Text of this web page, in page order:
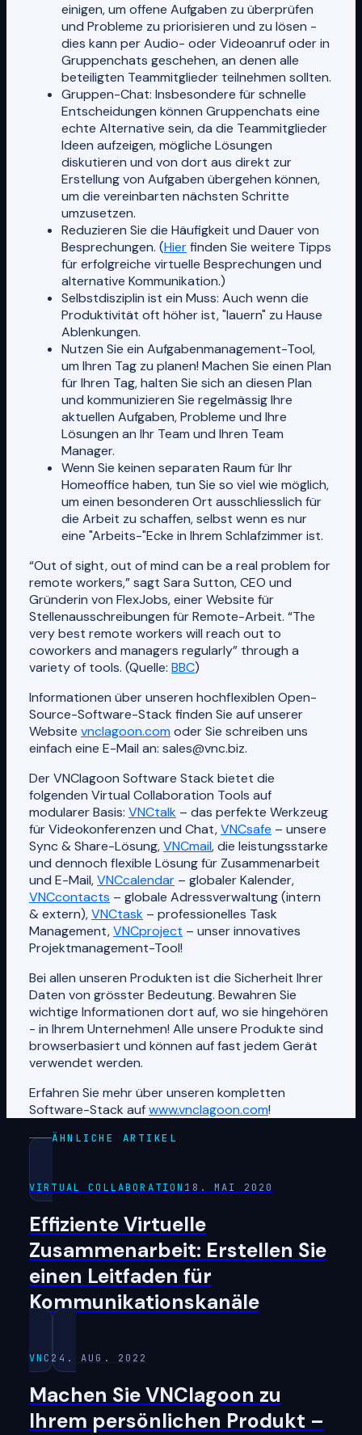
einigen, um offene Aufgaben zu überprüfen
und Probleme zu priorisieren und zu lösen -
dies kann per Audio- oder Videoanruf oder in
Gruppenchats geschehen, an denen alle
beteiligten Teammitglieder teilnehmen sollten.
Gruppen-Chat: Insbesondere für schnelle
Entscheidungen können Gruppenchats eine
echte Alternative sein, da die Teammitglieder
Ideen aufzeigen, mögliche Lösungen
diskutieren und von dort aus direkt zur
Erstellung von Aufgaben übergehen können,
um die vereinbarten nächsten Schritte
umzusetzen.
Reduzieren Sie die Häufigkeit und Dauer von
Besprechungen. (Hierfinden Sie weitere Tipps
für erfolgreiche virtuelle Besprechungen und
alternative Kommunikation.)
Selbstdisziplin ist ein Muss: Auch wenn die
Produktivität oft höher ist, "lauern" zu Hause
Ablenkungen.
Nutzen Sie ein Aufgabenmanagement-Tool,
um Ihren Tag zu planen! Machen Sie einen Plan
für Ihren Tag, halten Sie sich an diesen Plan
und kommunizieren Sie regelmässig Ihre
aktuellen Aufgaben, Probleme und Ihre
Lösungen an Ihr Team und Ihren Team
Manager.
Wenn Sie keinen separaten Raum für Ihr
Homeoffice haben, tun Sie so viel wie möglich,
um einen besonderen Ort ausschliesslich für
die Arbeit zu schaffen, selbst wenn es nur
eine "Arbeits-"Ecke in Ihrem Schlafzimmer ist.
“Out of sight, out of mind can be a real problem for
remote workers,” sagt Sara Sutton, CEO und
Gründerin von FlexJobs, einer Website für
Stellenausschreibungen für Remote-Arbeit. “The
very best remote workers will reach out to
coworkers and managers regularly” through a
variety of tools. (Quelle: BBC)
Informationen über unseren hochflexiblen Open-
Source-Software-Stack finden Sie auf unserer
Website vnclagoon.com oder Sie schreiben uns
einfach eine E-Mail an: sales@vnc.biz.
Der VNClagoon Software Stack bietet die
folgenden Virtual Collaboration Tools auf
modularer Basis: VNCtalk – das perfekte Werkzeug
für Videokonferenzen und Chat,VNCsafe – unsere
Sync & Share-Lösung,VNCmail, die leistungsstarke
und dennoch flexible Lösung für Zusammenarbeit
und E-Mail,VNCcalendar – globaler Kalender,
VNCcontacts – globale Adressverwaltung (intern
& extern),VNCtask – professionelles Task
Management,VNCproject – unser innovatives
Projektmanagement-Tool!
Bei allen unseren Produkten ist die Sicherheit Ihrer
Daten von grösster Bedeutung. Bewahren Sie
wichtige Informationen dort auf, wo sie hingehören
- in Ihrem Unternehmen! Alle unsere Produkte sind
browserbasiert und können auf fast jedem Gerät
verwendet werden.
Erfahren Sie mehr über unseren kompletten
Software-Stack aufwww.vnclagoon.com!
ÄHNLICHE ARTIKEL
VIRTUAL COLLABORATION 18. MAI 2020
Effiziente Virtuelle
Zusammenarbeit: Erstellen Sie
einen Leitfaden für
Kommunikationskanäle
VNC 24. AUG. 2022
Machen Sie VNClagoon zu
Ihrem persönlichen Produkt –